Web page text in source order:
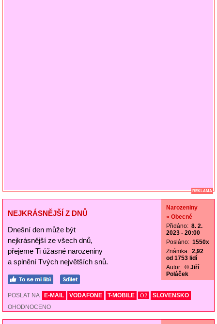
REKLAMA
NEJKRÁSNĚJŠÍ Z DNŮ
Dnešní den může být
nejkrásnější ze všech dnů,
přejeme Ti úžasné narozeniny
a splnění Tvých největších snů.
Narozeniny
» Obecné
Přidáno: 8. 2.
2023 - 20:00
Posláno: 1550x
Známka: 2,92
od 1753 lidí
Autor: © Jiří
Poláček
POSLAT NA E-MAIL VODAFONE T-MOBILE O2
SLOVENSKO
OHODNOCENO